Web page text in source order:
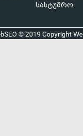
სასტუმრო
© 2019 Copyright